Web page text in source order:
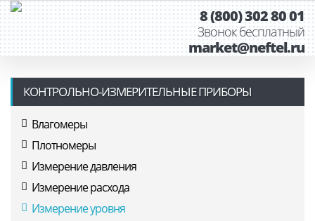
8 (800) 302 80 01
Звонок бесплатный
market@neftel.ru
КОНТРОЛЬНО-ИЗМЕРИТЕЛЬНЫЕ ПРИБОРЫ
Влагомеры
Плотномеры
Измерение давления
Измерение расхода
Измерение уровня